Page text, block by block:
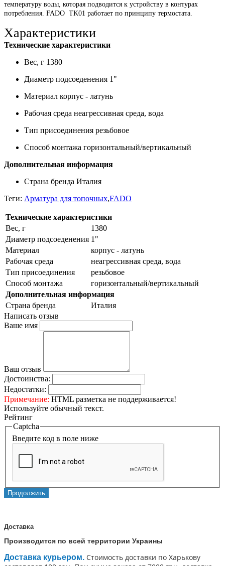
температуру воды, которая подводится к устройству в контурах
потребления. FADO TK01 работает по принципу термостата.
Характеристики
Технические характеристики
Вес, г 1380
Диаметр подсоеденения 1"
Материал корпус - латунь
Рабочая среда неагрессивная среда, вода
Тип присоединения резьбовое
Способ монтажа горизонтальный/вертикальный
Дополнительная информация
Страна бренда Италия
Теги: Арматура для топочных,FADO
Технические характеристики
Вес, г
1380
Диаметр подсоеденения 1"
Материал
корпус - латунь
Рабочая среда
неагрессивная среда, вода
Тип присоединения
резьбовое
Способ монтажа
горизонтальный/вертикальный
Дополнительная информация
Страна бренда
Италия
Написать отзыв
Ваше имя
Ваш отзыв
Достоинства:
Недостатки:
Примечание: HTML разметка не поддерживается!
Используйте обычный текст.
Рейтинг
Captcha
Введите код в поле ниже
Продолжить
Доставка
Производится по всей территории Украины
Доставка курьером. Стоимость доставки по Харькову